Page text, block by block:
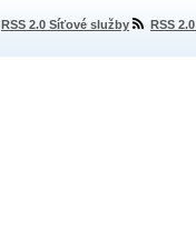
RSS 2.0 Síťové služby RSS